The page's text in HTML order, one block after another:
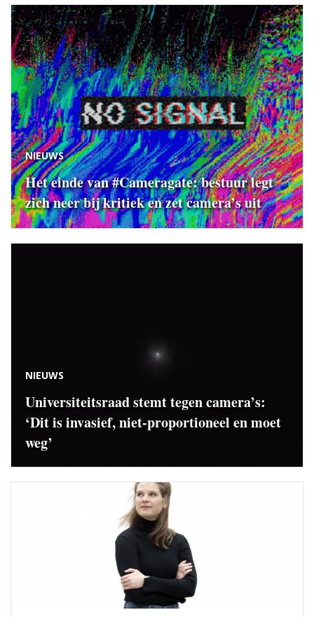
NIEUWS
Het einde van #Cameragate: bestuur legt
zich neer bij kritiek en zet camera’s uit
NIEUWS
Universiteitsraad stemt tegen camera’s:
‘Dit is invasief, niet-proportioneel en moet
weg’